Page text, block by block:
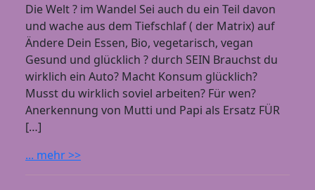
Die Welt ? im Wandel Sei auch du ein Teil davon
und wache aus dem Tiefschlaf ( der Matrix) auf
Ändere Dein Essen, Bio, vegetarisch, vegan
Gesund und glücklich ? durch SEIN Brauchst du
wirklich ein Auto? Macht Konsum glücklich?
Musst du wirklich soviel arbeiten? Für wen?
Anerkennung von Mutti und Papi als Ersatz FÜR
[…]
... mehr >>